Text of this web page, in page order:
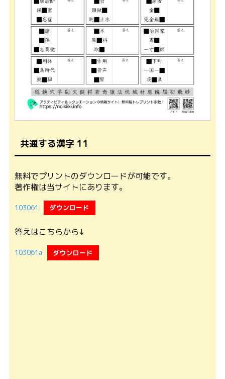
共通する漢字 11
無料でプリントのダウンロードが可能です。
著作権は当サイトにあります。
103061 ダウンロード
答えはこちらから↓
103061a ダウンロード